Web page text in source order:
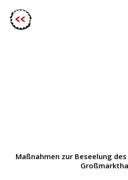
Maßnahmen zur Beseelung